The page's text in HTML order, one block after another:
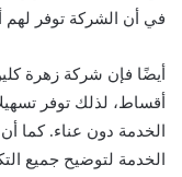
في أن الشركة توفر لهم
أيضًا فإن شركة زهرة
أقساط، لذلك توفر
الخدمة دون عناء. كما
الخدمة لتوضيح جميع